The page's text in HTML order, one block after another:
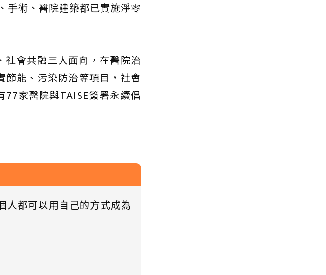
手術、醫院建築都已實施淨零
社會共融三大面向，在醫院治
節能、污染防治等項目，社會
家醫院與TAISE簽署永續倡
人都可以用自己的方式成為